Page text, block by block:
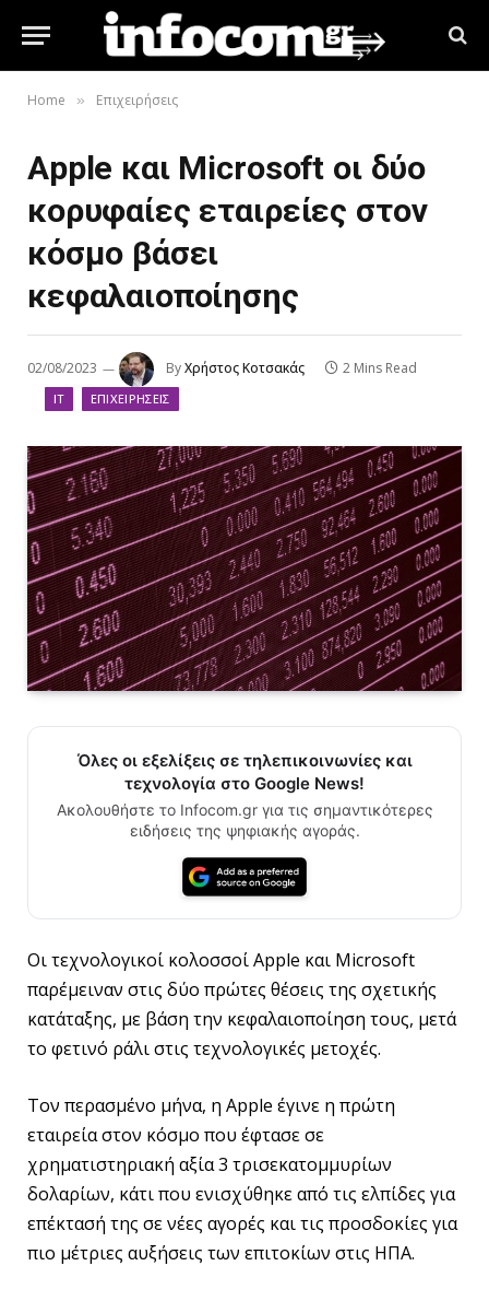
Home » Επιχειρήσεις
Apple και Microsoft οι δύο
κορυφαίες εταιρείες στον
κόσμο βάσει
κεφαλαιοποίησης
02/08/2023 ByΧρήστος Κοτσακάς 2 Mins Read
IT ΕΠΙΧΕΙΡΉΣΕΙΣ
Όλες οι εξελίξεις σε τηλεπικοινωνίες και
τεχνολογία στο Google News!
Ακολουθήστε το Infocom.gr για τις σημαντικότερες
ειδήσεις της ψηφιακής αγοράς.
Οι τεχνολογικοί κολοσσοί Apple και Microsoft
παρέμειναν στις δύο πρώτες θέσεις της σχετικής
κατάταξης, με βάση την κεφαλαιοποίηση τους, μετά
το φετινό ράλι στις τεχνολογικές μετοχές.
Τον περασμένο μήνα, η Apple έγινε η πρώτη
εταιρεία στον κόσμο που έφτασε σε
χρηματιστηριακή αξία 3 τρισεκατομμυρίων
δολαρίων, κάτι που ενισχύθηκε από τις ελπίδες για
επέκτασή της σε νέες αγορές και τις προσδοκίες για
πιο μέτριες αυξήσεις των επιτοκίων στις ΗΠΑ.